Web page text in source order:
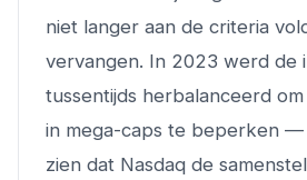
niet langer aan de criteria
vervangen. In 2023 werd de
tussentijds herbalanceerd
in mega-caps te beperken —
zien dat Nasdaq de